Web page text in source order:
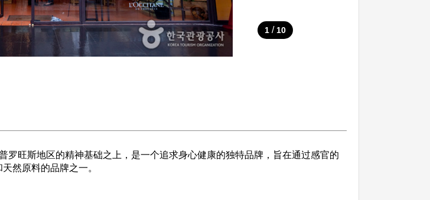
1 / 10
旺斯地区的精神基础之上，是一个追求身心健康的独特品牌，旨在通过感官的
然原料的品牌之一。